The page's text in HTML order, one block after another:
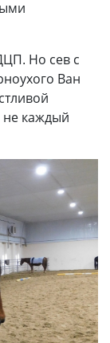
Но сев с
Ван
не каждый